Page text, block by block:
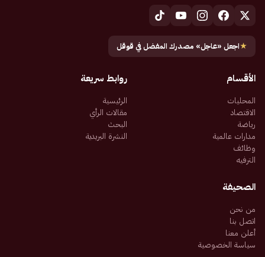
★اجعل «عاجل» مصدرك المفضل في قوقل
الأقسام
المحليات
الاقتصاد
رياضة
مدارات عالمية
وظائف
الترفيه
روابط سريعة
الرئيسية
مقالات الرأي
البحث
النشرة البريدية
الصحيفة
من نحن
اتصل بنا
أعلن معنا
سياسة الخصوصية